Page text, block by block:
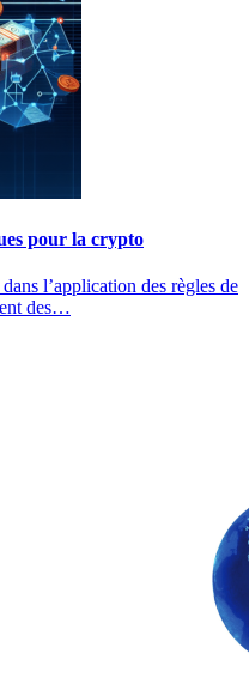
pour la crypto
l’application des règles de
des…